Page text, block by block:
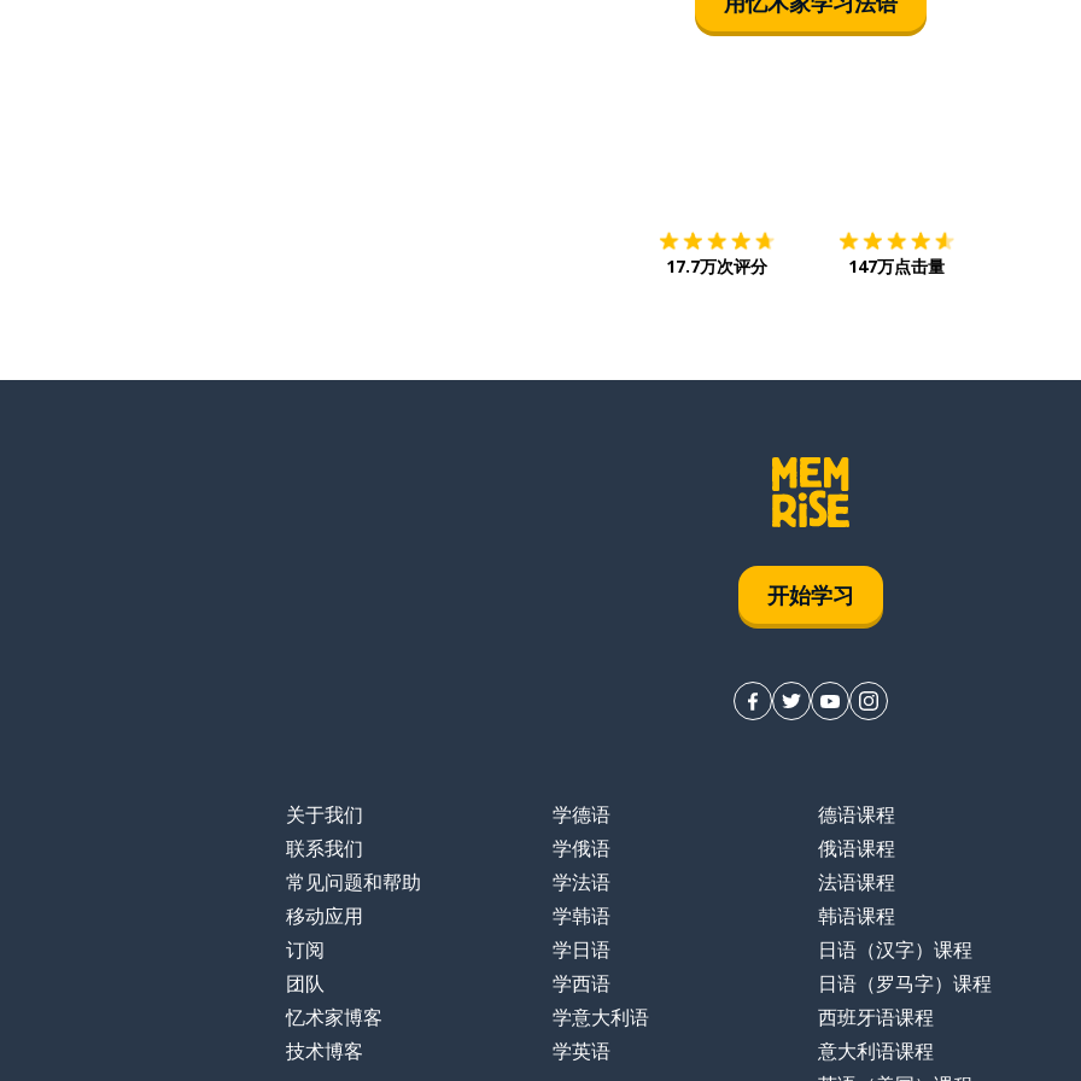
17.7万次评分 147万点击量
开始学习
关于我们
联系我们
常见问题和帮助
移动应用
订阅
团队
忆术家博客
技术博客
学德语
学俄语
学法语
学韩语
学日语
学西语
学意大利语
学英语
德语课程
俄语课程
法语课程
韩语课程
日语（汉字）课程
日语（罗马字）课程
西班牙语课程
意大利语课程